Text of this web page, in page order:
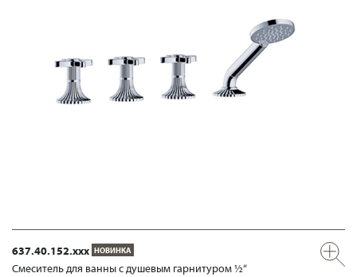
637.40.152.xxx НОВИНКА
Смеситель для ванны с душевым гарнитуром ½“